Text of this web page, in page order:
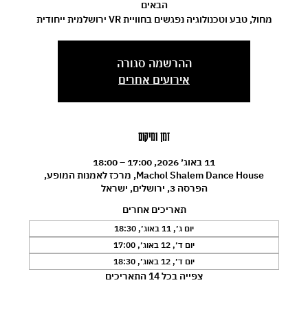
מחול, טבע וטכנולוגיה נפגשים בחוויית VR ירושלמית ייחודית
ההרשמה סגורה
אירועים אחרים
זמן ומיקום
11 באוג׳ 2026, 17:00 – 18:00
Machol Shalem Dance House, מרכז לאמנות המופע,
הפרסה 3, ירושלים, ישראל
תאריכים אחרים
יום ג׳, 11 באוג׳, 18:30
יום ד׳, 12 באוג׳, 17:00
יום ד׳, 12 באוג׳, 18:30
צפייה בכל 14 התאריכים